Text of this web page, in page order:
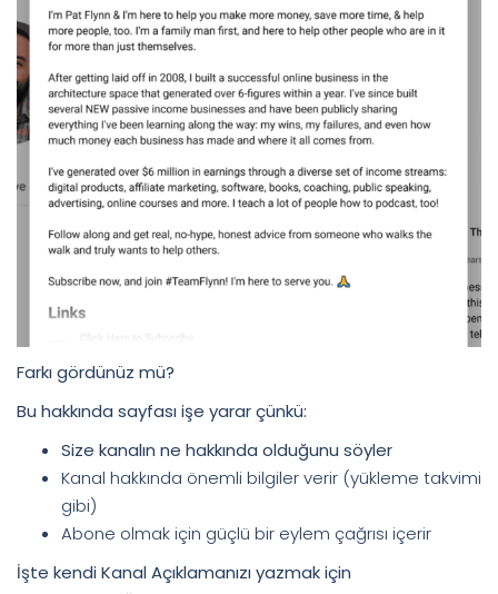
Farkı gördünüz mü?
Bu hakkında sayfası işe yarar çünkü:
Size kanalın ne hakkında olduğunu söyler
Kanal hakkında önemli bilgiler verir (yükleme takvimi
gibi)
Abone olmak için güçlü bir eylem çağrısı içerir
İşte kendi Kanal Açıklamanızı yazmak için